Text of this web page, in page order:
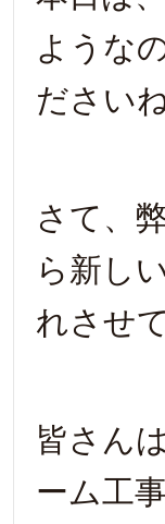
ような
ださいね
さて、
ら新し
れさせ
皆さん
ーム工